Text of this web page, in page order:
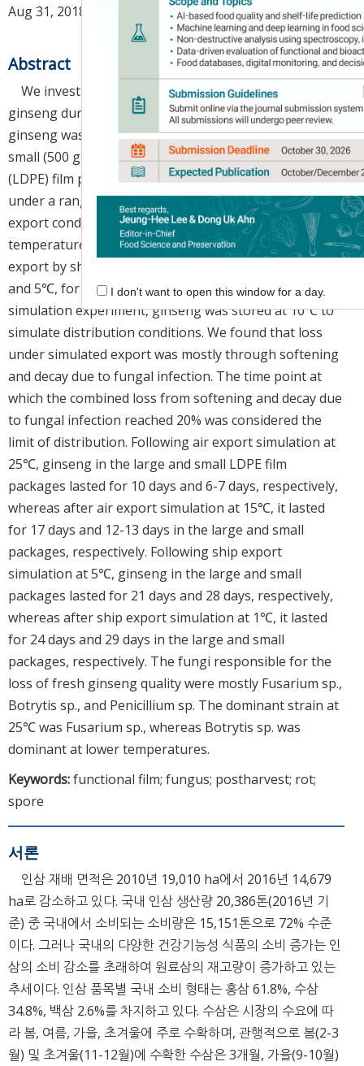
Aug 31, 2018
Abstract
We investigated the causes of quality loss of fresh
ginseng during simulated export by air and ship. Fresh
ginseng was washed and packed in large (5 kg) or
small (500 g) functional low-density polyethylene
(LDPE) film packages. The packages were then stored
under a range of temperatures, to simulate various
export conditions. For export by air, the storage
temperatures were 15℃ and 25℃, for 4 days. For
export by ship, the storage temperatures were 1℃
and 5℃, for 14 days. At the conclusion of the export
simulation experiment, ginseng was stored at 10℃ to
simulate distribution conditions. We found that loss
under simulated export was mostly through softening
and decay due to fungal infection. The time point at
which the combined loss from softening and decay due
to fungal infection reached 20% was considered the
limit of distribution. Following air export simulation at
25℃, ginseng in the large and small LDPE film
packages lasted for 10 days and 6-7 days, respectively,
whereas after air export simulation at 15℃, it lasted
for 17 days and 12-13 days in the large and small
packages, respectively. Following ship export
simulation at 5℃, ginseng in the large and small
packages lasted for 21 days and 28 days, respectively,
whereas after ship export simulation at 1℃, it lasted
for 24 days and 29 days in the large and small
packages, respectively. The fungi responsible for the
loss of fresh ginseng quality were mostly Fusarium sp.,
Botrytis sp., and Penicillium sp. The dominant strain at
25℃ was Fusarium sp., whereas Botrytis sp. was
dominant at lower temperatures.
Keywords:functional film; fungus; postharvest; rot;
spore
서론
인삼 재배 면적은 2010년 19,010 ha에서 2016년 14,679
ha로 감소하고 있다. 국내 인삼 생산량 20,386톤(2016년 기
준) 중 국내에서 소비되는 소비량은 15,151톤으로 72% 수준
이다. 그러나 국내의 다양한 건강기능성 식품의 소비 증가는 인
삼의 소비 감소를 초래하여 원료삼의 재고량이 증가하고 있는
추세이다. 인삼 품목별 국내 소비 형태는 홍삼 61.8%, 수삼
34.8%, 백삼 2.6%를 차지하고 있다. 수삼은 시장의 수요에 따
라 봄, 여름, 가을, 초겨울에 주로 수확하며, 관행적으로 봄(2-3
월) 및 초겨울(11-12월)에 수확한 수삼은 3개월, 가을(9-10월)
I don't want to open this window for a day.